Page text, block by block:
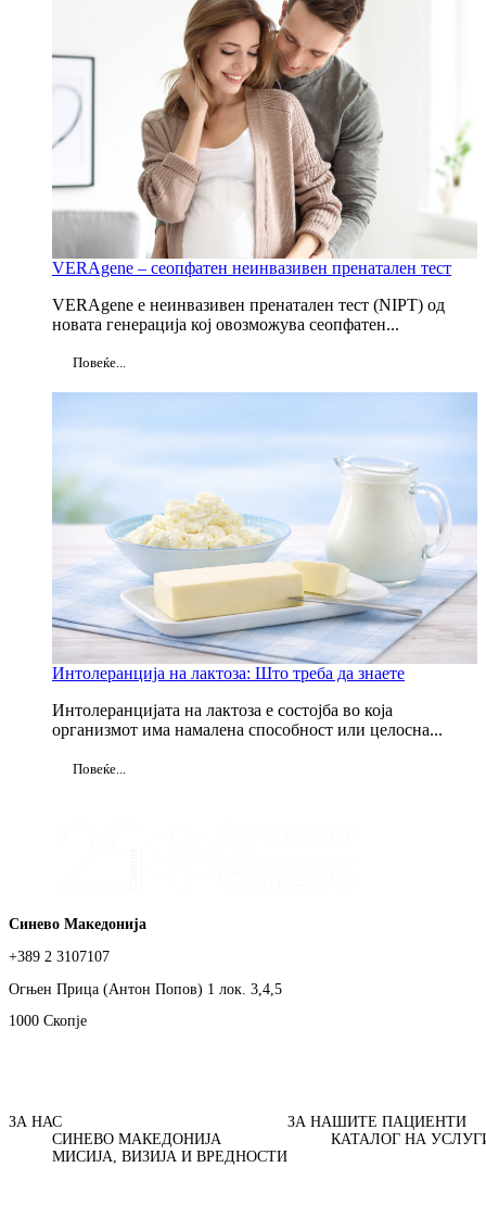
VERAgene – сеопфатен неинвазивен пренатален тест
VERAgene е неинвазивен пренатален тест (NIPT) од
новата генерација кој овозможува сеопфатен...
Повеќе...
Интолеранција на лактоза: Што треба да знаете
Интолеранцијата на лактоза е состојба во која
организмот има намалена способност или целосна...
Повеќе...
Синево Македонија
+389 2 3107107
Огњен Прица (Антон Попов) 1 лок. 3,4,5
1000 Скопје
ЗА НАС
СИНЕВО МАКЕДОНИЈА
МИСИЈА, ВИЗИЈА И ВРЕДНОСТИ
ЗА НАШИТЕ ПАЦИЕНТИ
КАТАЛОГ НА